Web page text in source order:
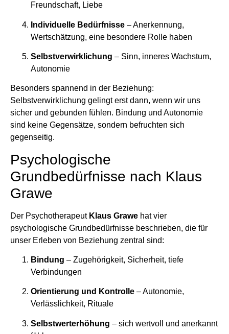
Freundschaft, Liebe
Individuelle Bedürfnisse – Anerkennung,
Wertschätzung, eine besondere Rolle haben
Selbstverwirklichung – Sinn, inneres Wachstum,
Autonomie
Besonders spannend in der Beziehung:
Selbstverwirklichung gelingt erst dann, wenn wir uns
sicher und gebunden fühlen. Bindung und Autonomie
sind keine Gegensätze, sondern befruchten sich
gegenseitig.
Psychologische
Grundbedürfnisse nach Klaus
Grawe
Der Psychotherapeut Klaus Grawe hat vier
psychologische Grundbedürfnisse beschrieben, die für
unser Erleben von Beziehung zentral sind:
Bindung – Zugehörigkeit, Sicherheit, tiefe
Verbindungen
Orientierung und Kontrolle – Autonomie,
Verlässlichkeit, Rituale
Selbstwerterhöhung – sich wertvoll und anerkannt